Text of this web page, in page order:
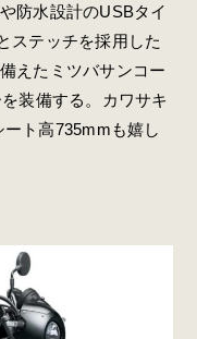
防水設計のUSBタイ
ステッチを採用した
えたミツバサンコー
装備する。カワサキ
ト高735mmも嬉し